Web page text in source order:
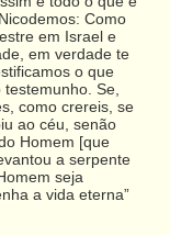
Como
em Israel e
em verdade te
o que
Se,
como crereis, se
ao céu, senão
Homem [que
a serpente
seja
a vida eterna”